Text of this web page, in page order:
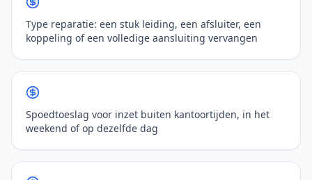
Type reparatie: een stuk leiding, een afsluiter, een
koppeling of een volledige aansluiting vervangen
Spoedtoeslag voor inzet buiten kantoortijden, in het
weekend of op dezelfde dag